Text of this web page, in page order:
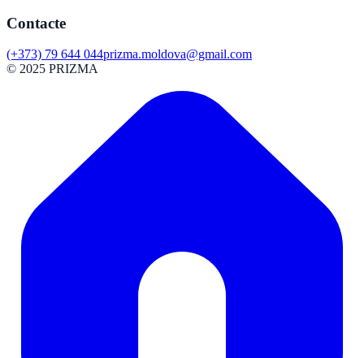
Contacte
(+373) 79 644 044prizma.moldova@gmail.com
© 2025 PRIZMA